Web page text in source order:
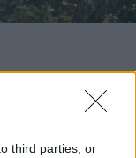
third parties, or